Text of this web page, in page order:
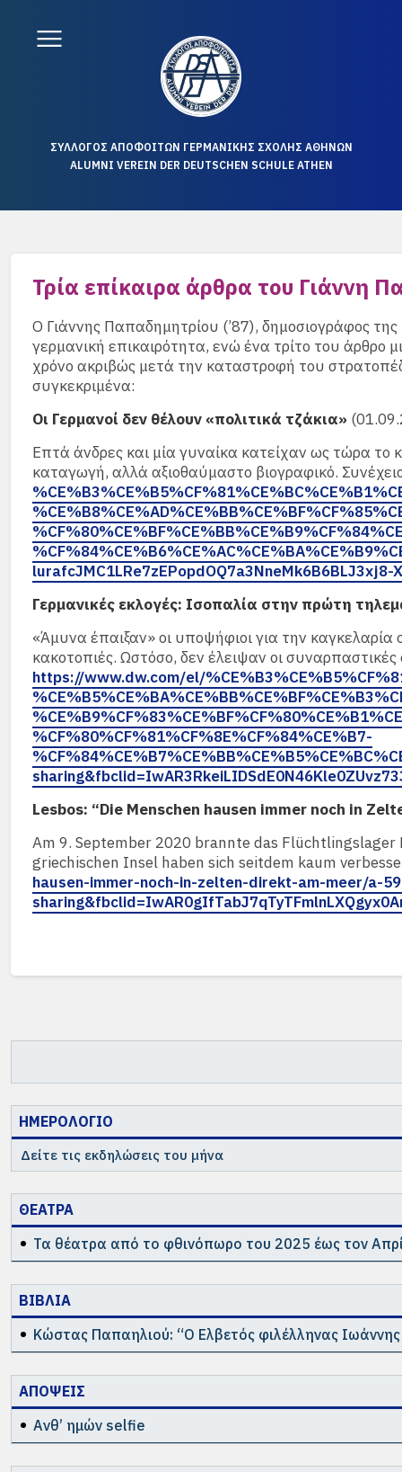
ΣΥΛΛΟΓΟΣ ΑΠΟΦΟΙΤΩΝ ΓΕΡΜΑΝΙΚΗΣ ΣΧΟΛΗΣ ΑΘΗΝΩΝ
ALUMNI VEREIN DER DEUTSCHEN SCHULE ATHEN
ΗΜΕΡΟΛΟΓΙΟ
Δείτε τις εκδηλώσεις του μήνα
ΘΕΑΤΡΑ
Τα θέατρα από το φθινόπωρο του 2025 έως τον
ΒΙΒΛΙΑ
Κώστας Παπαηλιού: “Ο Ελβετός φιλέλληνας
ΑΠΟΨΕΙΣ
Ανθ’ ημών selfie
Τρία επίκαιρα άρθρα του Γιάννη
Ο Γιάννης Παπαδημητρίου (’87), δημοσιογράφος
γερμανική επικαιρότητα, ενώ ένα τρίτο του άρθρο
χρόνο ακριβώς μετά την καταστροφή του
συγκεκριμένα:
Οι Γερμανοί δεν θέλουν «πολιτικά τζάκια»
Επτά άνδρες και μία γυναίκα κατείχαν ως τώρα το
καταγωγή, αλλά αξιοθαύμαστο βιογραφικό.
lurafcJMC1LRe7zEPopdOQ7a3NneMk6B6BLJ3xj8-
Γερμανικές εκλογές: Ισοπαλία στην πρώτη
«Άμυνα έπαιξαν» οι υποψήφιοι για την
κακοτοπιές. Ωστόσο, δεν έλειψαν οι συναρπαστικές
https://www.dw.com/el/
%CF%80%CF%81%CF%8E%CF%84%CE%B7-
Lesbos: “Die Menschen hausen immer noch in
Am 9. September 2020 brannte das
griechischen Insel haben sich seitdem kaum
hausen-immer-noch-in-zelten-direkt-am-meer/a-